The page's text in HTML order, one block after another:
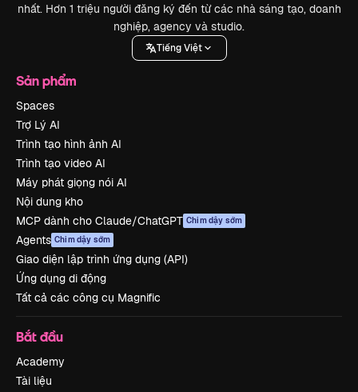
nhất. Hơn 1 triệu người đăng ký đến từ các nhà sáng tạo, doanh
nghiệp, agency và studio.
Tiếng Việt
Sản phẩm
Spaces
Trợ Lý AI
Trình tạo hình ảnh AI
Trình tạo video AI
Máy phát giọng nói AI
Nội dung kho
MCP dành cho Claude/ChatGPT Chim dậy sớm
Agents Chim dậy sớm
Giao diện lập trình ứng dụng (API)
Ứng dụng di động
Tất cả các công cụ Magnific
Bắt đầu
Academy
Tài liệu